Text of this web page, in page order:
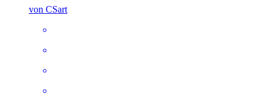
von CSart